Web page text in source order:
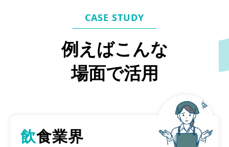
CASE STUDY
例えばこんな
場面で活用
飲食業界